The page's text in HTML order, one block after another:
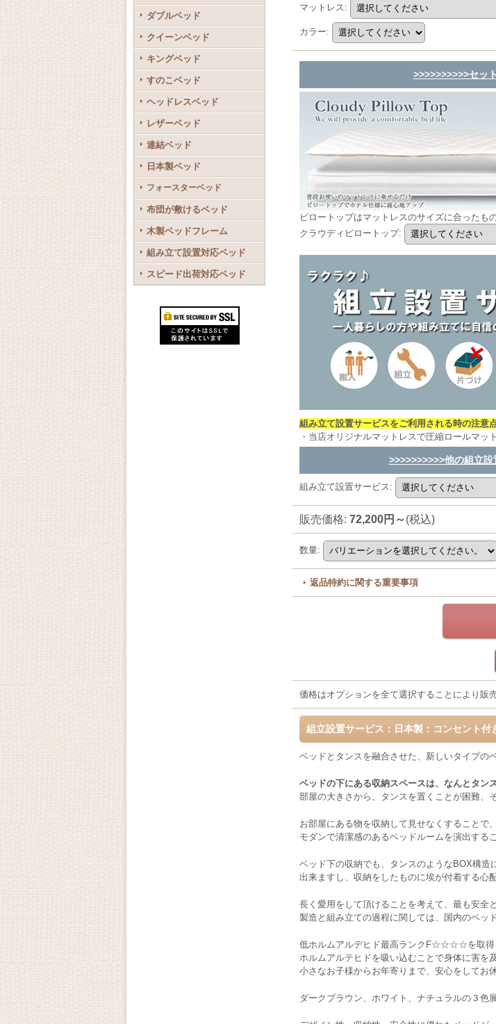
ダブルベッド
クイーンベッド
キングベッド
すのこベッド
ヘッドレスベッド
レザーベッド
連結ベッド
日本製ベッド
フォースターベッド
布団が敷けるベッド
木製ベッドフレーム
組み立て設置対応ベッド
スピード出荷対応ベッド
マットレス:
カラー:
>>>>>>>>>>セッ
ピロートップはマットレスのサイズに合ったも
クラウディピロートップ:
組み立て設置サービスをご利用される時の注意
・当店オリジナルマットレスで圧縮ロールマッ
>>>>>>>>>>他の組立
組み立て設置サービス:
販売価格: 72,200円～(税込)
数量:
返品特約に関する重要事項
価格はオプションを全て選択することにより販
組立設置サービス：日本製：コンセント
ベッドとタンスを融合させた、新しいタイプの
ベッドの下にある収納スペースは、なんとタン
部屋の大きさから、タンスを置くことが困難、
お部屋にある物を収納して見せなくすることで
モダンで清潔感のあるベッドルームを演出する
ベッド下の収納でも、タンスのようなBOX構
出来ますし、収納をしたものに埃が付着する心
長く愛用をして頂けることを考えて、最も安全
製造と組み立ての過程に関しては、国内のベッ
低ホルムアルデヒド最高ランクF☆☆☆☆を取得
ホルムアルテヒドを吸い込むことで身体に害を
小さなお子様からお年寄りまで、安心をしてお
ダークブラウン、ホワイト、ナチュラルの３色